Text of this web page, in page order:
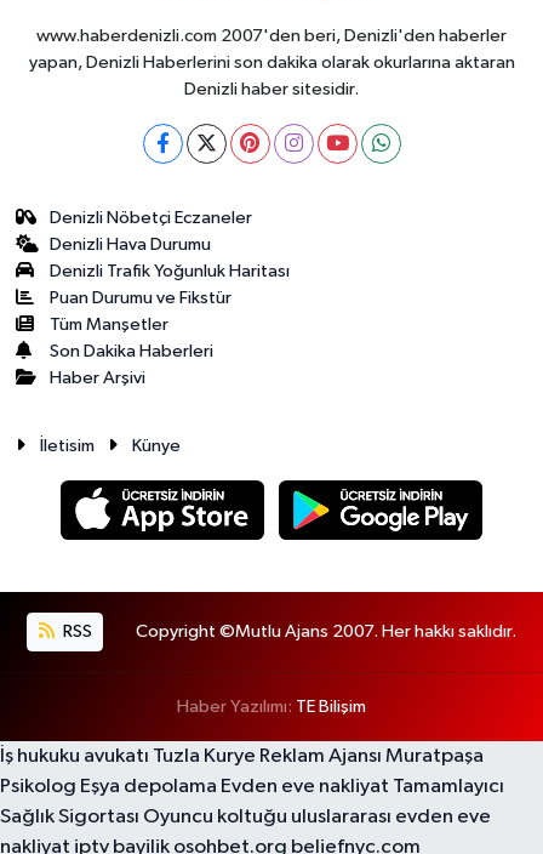
www.haberdenizli.com 2007'den beri, Denizli'den haberler
yapan, Denizli Haberlerini son dakika olarak okurlarına aktaran
Denizli haber sitesidir.
Denizli Nöbetçi Eczaneler
Denizli Hava Durumu
Denizli Trafik Yoğunluk Haritası
Puan Durumu ve Fikstür
Tüm Manşetler
Son Dakika Haberleri
Haber Arşivi
İletisim Künye
RSS Copyright ©Mutlu Ajans 2007. Her hakkı saklıdır.
Haber Yazılımı: TE Bilişim
İş hukuku avukatı Tuzla Kurye Reklam Ajansı Muratpaşa
Psikolog Eşya depolama Evden eve nakliyat Tamamlayıcı
Sağlık Sigortası Oyuncu koltuğu uluslararası evden eve
nakliyat iptv bayilik osohbet.org beliefnyc.com